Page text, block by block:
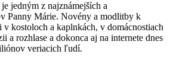
jedným z najznámejších a
Panny Márie. Novény a modlitby k
kostoloch a kaplnkách, v domácnostiach
a rozhlase a dokonca aj na internete dnes
veriacich ľudí.